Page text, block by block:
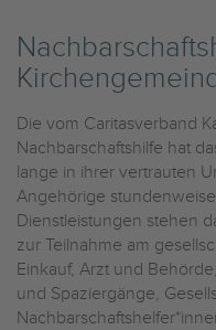
Die vom Caritasverband
Nachbarschaftshilfe hat
lange in ihrer vertrauten
Angehörige
Dienstleistungen stehen
zur Teilnahme am
Einkauf, Arzt und
und Spaziergänge,